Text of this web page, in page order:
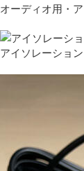
オーディオ用・
アイソレーショ